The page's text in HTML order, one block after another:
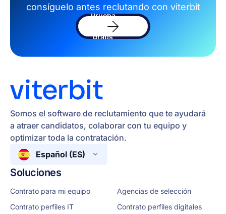
consíguelo antes reclutando con viterbit
Prueba
software
gratis
Somos el software de reclutamiento que te ayudará
a atraer candidatos, colaborar con tu equipo y
optimizar toda la contratación.
Español (ES)
Soluciones
Contrato para mi equipo
Agencias de selección
Contrato perfiles IT
Contrato perfiles digitales